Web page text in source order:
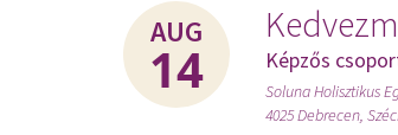
AUG
14 Képzős
Soluna Holisztikus
4025 Debrecen,